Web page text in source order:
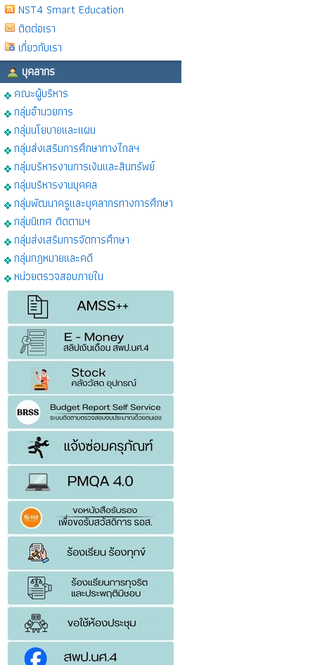
NST4 Smart Education
ติดต่อเรา
เกี่ยวกับเรา
บุคลากร
คณะผู้บริหาร
กลุ่มอำนวยการ
กลุ่มนโยบายและแผน
กลุ่มส่งเสริมการศึกษาทางไกลฯ
กลุ่มบริหารงานการเงินและสินทรัพย์
กลุ่มบริหารงานบุคคล
กลุ่มพัฒนาครูและบุคลากรทางการศึกษา
กลุ่มนิเทศ ติดตามฯ
กลุ่มส่งเสริมการจัดการศึกษา
กลุ่มกฎหมายและคดี
หน่วยตรวจสอบภายใน